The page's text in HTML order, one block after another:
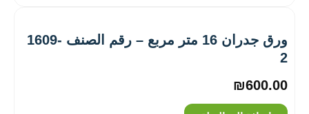
ورق جدران 16 متر مربع – رقم الصنف ‎1609-
2
₪600.00